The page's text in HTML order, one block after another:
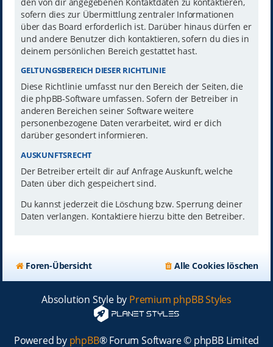
sofern dies zur Übermittlung zentraler Informationen
über das Board erforderlich ist. Darüber hinaus dürfen er
und andere Benutzer dich kontaktieren, sofern du dies in
deinem persönlichen Bereich gestattet hast.
GELTUNGSBEREICH DIESER RICHTLINIE
Diese Richtlinie umfasst nur den Bereich der Seiten, die
die phpBB-Software umfassen. Sofern der Betreiber in
anderen Bereichen seiner Software weitere
personenbezogene Daten verarbeitet, wird er dich
darüber gesondert informieren.
AUSKUNFTSRECHT
Der Betreiber erteilt dir auf Anfrage Auskunft, welche
Daten über dich gespeichert sind.
Du kannst jederzeit die Löschung bzw. Sperrung deiner
Daten verlangen. Kontaktiere hierzu bitte den Betreiber.
Foren-Übersicht Alle Cookies löschen
Absolution Style by Premium phpBB Styles
Powered by phpBB® Forum Software © phpBB Limited